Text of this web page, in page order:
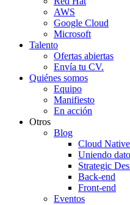
AWS
Google Cloud
Microsoft
Talento
Ofertas abiertas
Envía tu CV.
Quiénes somos
Equipo
Manifiesto
En acción
Otros
Blog
Cloud Native
Uniendo
Strategic
Back-end
Front-end
Eventos